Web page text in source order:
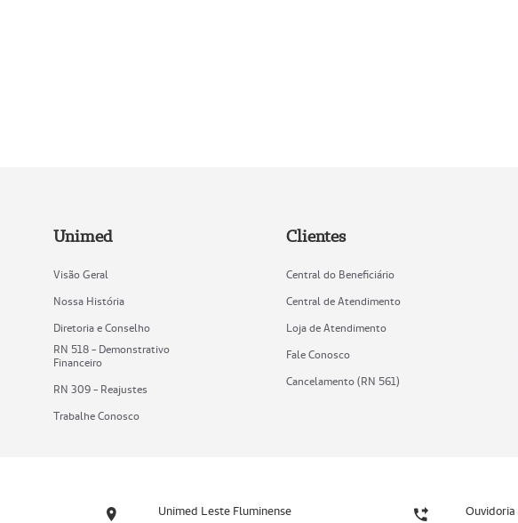
Unimed
Visão Geral
Nossa História
Diretoria e Conselho
RN 518 - Demonstrativo
Financeiro
RN 309 - Reajustes
Trabalhe Conosco
Clientes
Central do Beneficiário
Central de Atendimento
Loja de Atendimento
Fale Conosco
Cancelamento (RN 561)
Unimed Leste Fluminense Ouvidoria